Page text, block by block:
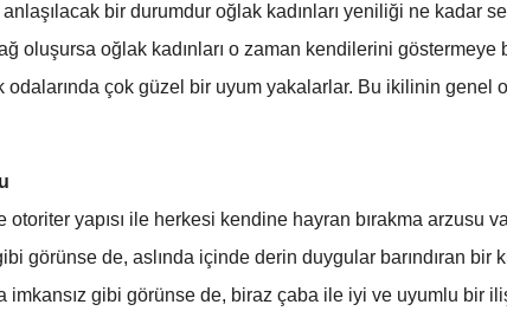
bir durumdur oğlak kadınları yeniliği ne kadar
oluşursa oğlak kadınları o zaman kendilerini göstermeye
çok güzel bir uyum yakalarlar. Bu ikilinin genel
yapısı ile herkesi kendine hayran bırakma arzusu
görünse de, aslında içinde derin duygular barındıran bir
imkansız gibi görünse de, biraz çaba ile iyi ve uyumlu bir